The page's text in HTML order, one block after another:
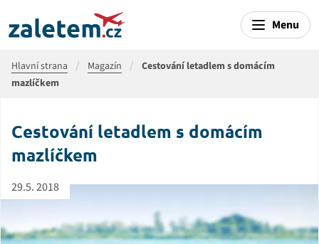
Menu
Hlavní strana Magazín
Cestování letadlem s domácím
mazlíčkem
Cestování letadlem s domácím
mazlíčkem
29.5. 2018